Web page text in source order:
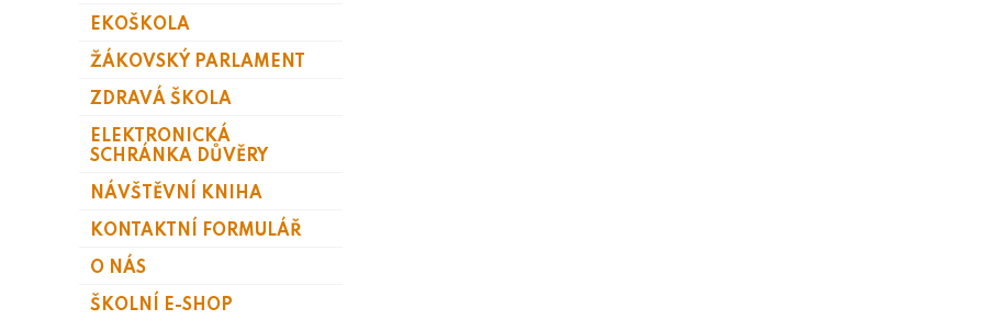
EKOŠKOLA
ŽÁKOVSKÝ PARLAMENT
ZDRAVÁ ŠKOLA
ELEKTRONICKÁ
SCHRÁNKA DŮVĚRY
NÁVŠTĚVNÍ KNIHA
KONTAKTNÍ FORMULÁŘ
O NÁS
ŠKOLNÍ E-SHOP